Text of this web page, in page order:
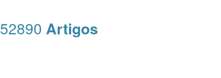
52890 Artigos